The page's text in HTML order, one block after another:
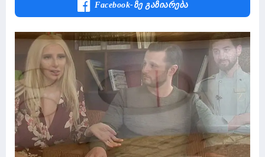
Facebook-Ზე Გაზიარება